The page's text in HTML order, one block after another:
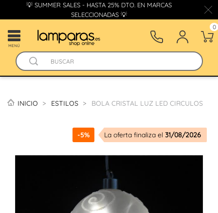
💡 SUMMER SALES - HASTA 25% DTO. EN MARCAS
SELECCIONADAS 💡
MENÚ
0
INICIO ESTILOS BOLA CRISTAL LUZ LED CIRCULOS
-5% La oferta finaliza el 31/08/2026